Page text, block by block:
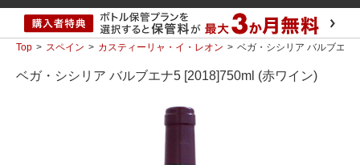
Top スペイン カスティーリャ・イ・レオン ベガ・シシリア バルブエ
ベガ・シシリア バルブエナ5 [2018]750ml (赤ワイン)